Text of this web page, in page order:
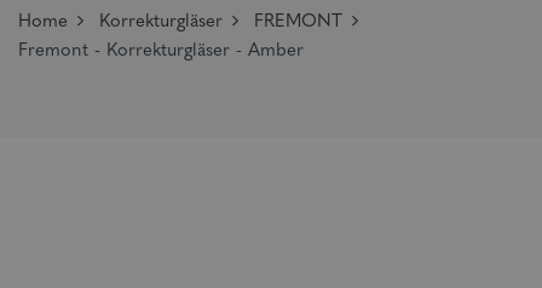
Home Korrekturgläser
FREMONT
Fremont - Korrekturgläser - Amber